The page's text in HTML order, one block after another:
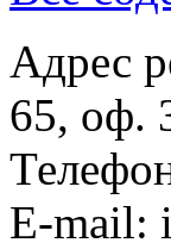
Адрес
65, оф.
E-mail: